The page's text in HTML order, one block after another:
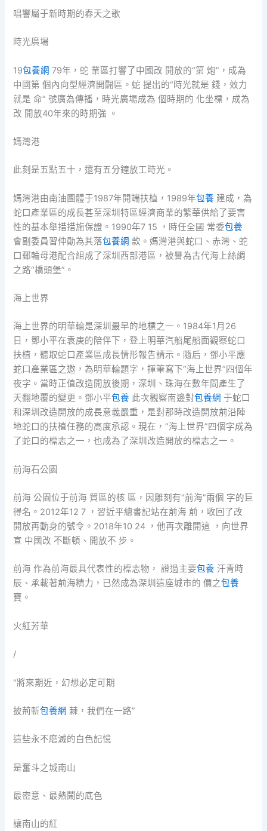
唱響屬于新時期的春天之歌
時光廣場
19包養網 79年，蛇 業區打響了中國改 開放的“第 炮”，成為
中國第 個內向型經濟開闢區。蛇 提出的“時光就是 錢，效力
就是 命” 號廣為傳播，時光廣場成為 個時期的 化坐標，成為
改 開放40年來的時期強 。
媽灣港
此刻是五點五十，還有五分鐘放工時光。
媽灣港由南油團體于1987年開端扶植，1989年包養 建成，為
蛇口產業區的成長甚至深圳特區經濟商業的繁華供給了要害
性的基本舉措措施保證。1990年7 15 ，時任全國 常委包養
會副委員習仲勛為其落包養網 款。媽灣港與蛇口、赤灣、蛇
口郵輪母港配合組成了深圳西部港區，被譽為古代海上絲綢
之路“橋頭堡”。
海上世界
海上世界的明華輪是深圳最早的地標之一。1984年1月26
日，鄧小平在袁庚的陪伴下，登上明華汽船尾船面觀察蛇口
扶植，聽取蛇口產業區成長情形報告請示。隨后，鄧小平應
蛇口產業區之邀，為明華輪題字，揮筆寫下“海上世界”四個年
夜字。當時正值改造開放後期，深圳、珠海在數年間產生了
天翻地覆的變更。鄧小平包養 此次觀察南邊對包養網 于蛇口
和深圳改造開放的成長意義嚴重，是對那時改造開放前沿陣
地蛇口的扶植任務的高度承認。現在，“海上世界”四個字成為
了蛇口的標志之一，也成為了深圳改造開放的標志之一。
前海石公園
前海 公園位于前海 貿區的核 區，因雕刻有“前海”兩個 字的巨
得名。2012年12 7 ，習近平總書記站在前海 前，收回了改
開放再動身的號令。2018年10 24 ，他再次離開這 ，向世界
宣 中國改 不斷頓、開放不 步。
前海 作為前海最具代表性的標志物， 證過主要包養 汗青時
辰、承載著前海精力，已然成為深圳這座城市的 價之包養
寶。
火紅芳華
/
“將來期近，幻想必定可期
披荊斬包養網 棘，我們在一路”
這些永不磨滅的白色記憶
是奮斗之城南山
最密意、最熱鬧的底色
讓南山的紅